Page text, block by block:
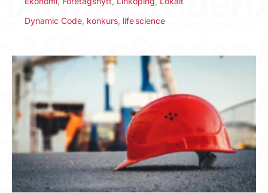
Dynamic Code, konkurs, life science